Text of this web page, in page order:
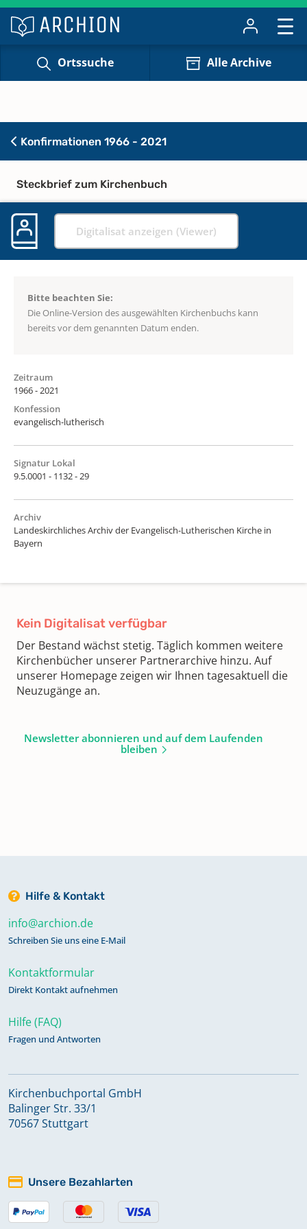
Ortssuche Alle Archive
Konfirmationen 1966 - 2021
Steckbrief zum Kirchenbuch
Digitalisat anzeigen (Viewer)
Bitte beachten Sie:
Die Online-Version des ausgewählten Kirchenbuchs kann
bereits vor dem genannten Datum enden.
Zeitraum
1966 - 2021
Konfession
evangelisch-lutherisch
Signatur Lokal
9.5.0001 - 1132 - 29
Archiv
Landeskirchliches Archiv der Evangelisch-Lutherischen Kirche in
Bayern
Kein Digitalisat verfügbar
Der Bestand wächst stetig. Täglich kommen weitere
Kirchenbücher unserer Partnerarchive hinzu. Auf
unserer Homepage zeigen wir Ihnen tagesaktuell die
Neuzugänge an.
Newsletter abonnieren und auf dem Laufenden
bleiben
Hilfe & Kontakt
info@archion.de
Schreiben Sie uns eine E-Mail
Kontaktformular
Direkt Kontakt aufnehmen
Hilfe (FAQ)
Fragen und Antworten
Kirchenbuchportal GmbH
Balinger Str. 33/1
70567 Stuttgart
Unsere Bezahlarten